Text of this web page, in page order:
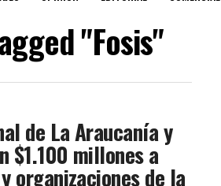
"Fosis"
de La Araucanía y
$1.100 millones a
organizaciones de la